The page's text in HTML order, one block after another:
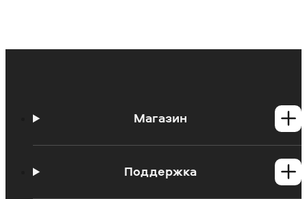
Магазин
Программы для MacПоддержка